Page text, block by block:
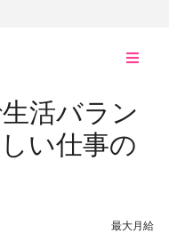
ナ
り
替
え
活バラン
い仕事の
最大月給